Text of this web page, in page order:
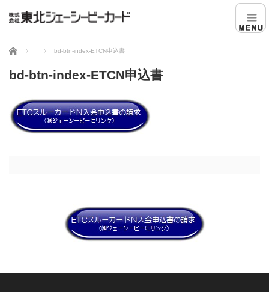
ホーム bd-btn-index-ETCN申込書
bd-btn-index-ETCN申込書